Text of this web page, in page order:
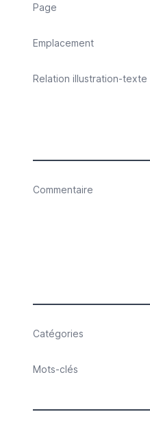
Page
Emplacement
Relation illustration-texte
Commentaire
Catégories
Mots-clés